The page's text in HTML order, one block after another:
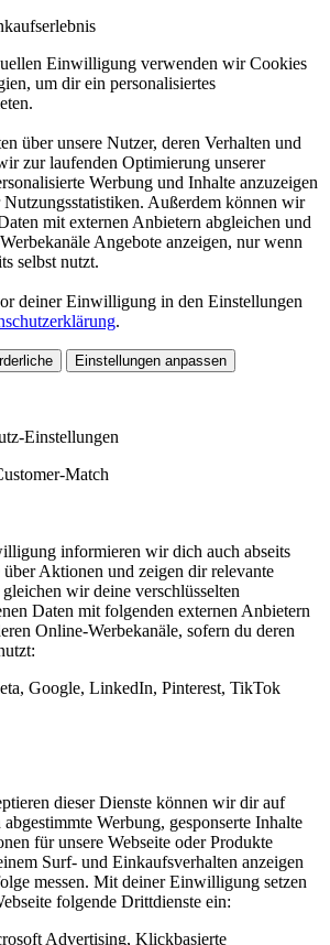
Einwilligung verwenden wir Cookies
um dir ein personalisiertes
über unsere Nutzer, deren Verhalten und
zur laufenden Optimierung unserer
Werbung und Inhalte anzuzeigen
Außerdem können wir
mit externen Anbietern abgleichen und
Angebote anzeigen, nur wenn
selbst nutzt.
deiner Einwilligung in den Einstellungen
.
Einstellungen anpassen
Einstellungen
Match
informieren wir dich auch abseits
über Aktionen und zeigen dir relevante
wir deine verschlüsselten
Daten mit folgenden externen Anbietern
Online-Werbekanäle, sofern du deren
Google, LinkedIn, Pinterest, TikTok
dieser Dienste können wir dir auf
abgestimmte Werbung, gesponserte Inhalte
für unsere Webseite oder Produkte
Surf- und Einkaufsverhalten anzeigen
messen. Mit deiner Einwilligung setzen
folgende Drittdienste ein:
Advertising, Klickbasierte